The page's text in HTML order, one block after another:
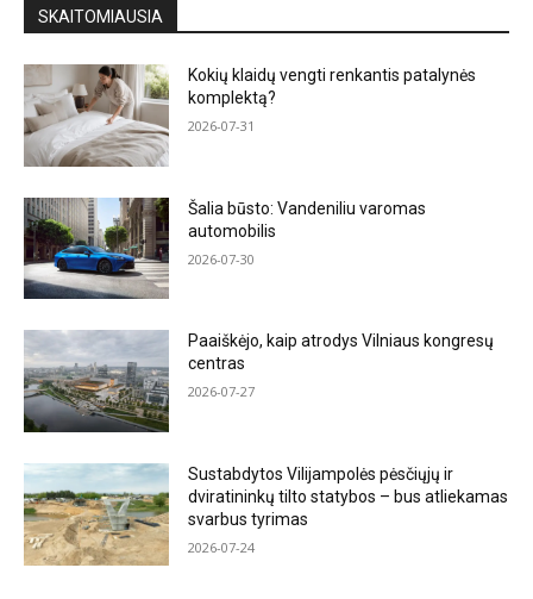
SKAITOMIAUSIA
Kokių klaidų vengti renkantis patalynės
komplektą?
2026-07-31
Šalia būsto: Vandeniliu varomas
automobilis
2026-07-30
Paaiškėjo, kaip atrodys Vilniaus kongresų
centras
2026-07-27
Sustabdytos Vilijampolės pėsčiųjų ir
dviratininkų tilto statybos – bus atliekamas
svarbus tyrimas
2026-07-24